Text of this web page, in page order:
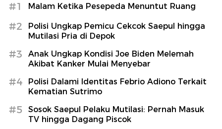
#1 Malam Ketika Pesepeda Menuntut Ruang
#2
Polisi Ungkap Pemicu Cekcok Saepul hingga
Mutilasi Pria di Depok
#3
Anak Ungkap Kondisi Joe Biden Melemah
Akibat Kanker Mulai Menyebar
#4
Polisi Dalami Identitas Febrio Adiono Terkait
Kematian Sutrimo
#5
Sosok Saepul Pelaku Mutilasi: Pernah Masuk
TV hingga Dagang Piscok